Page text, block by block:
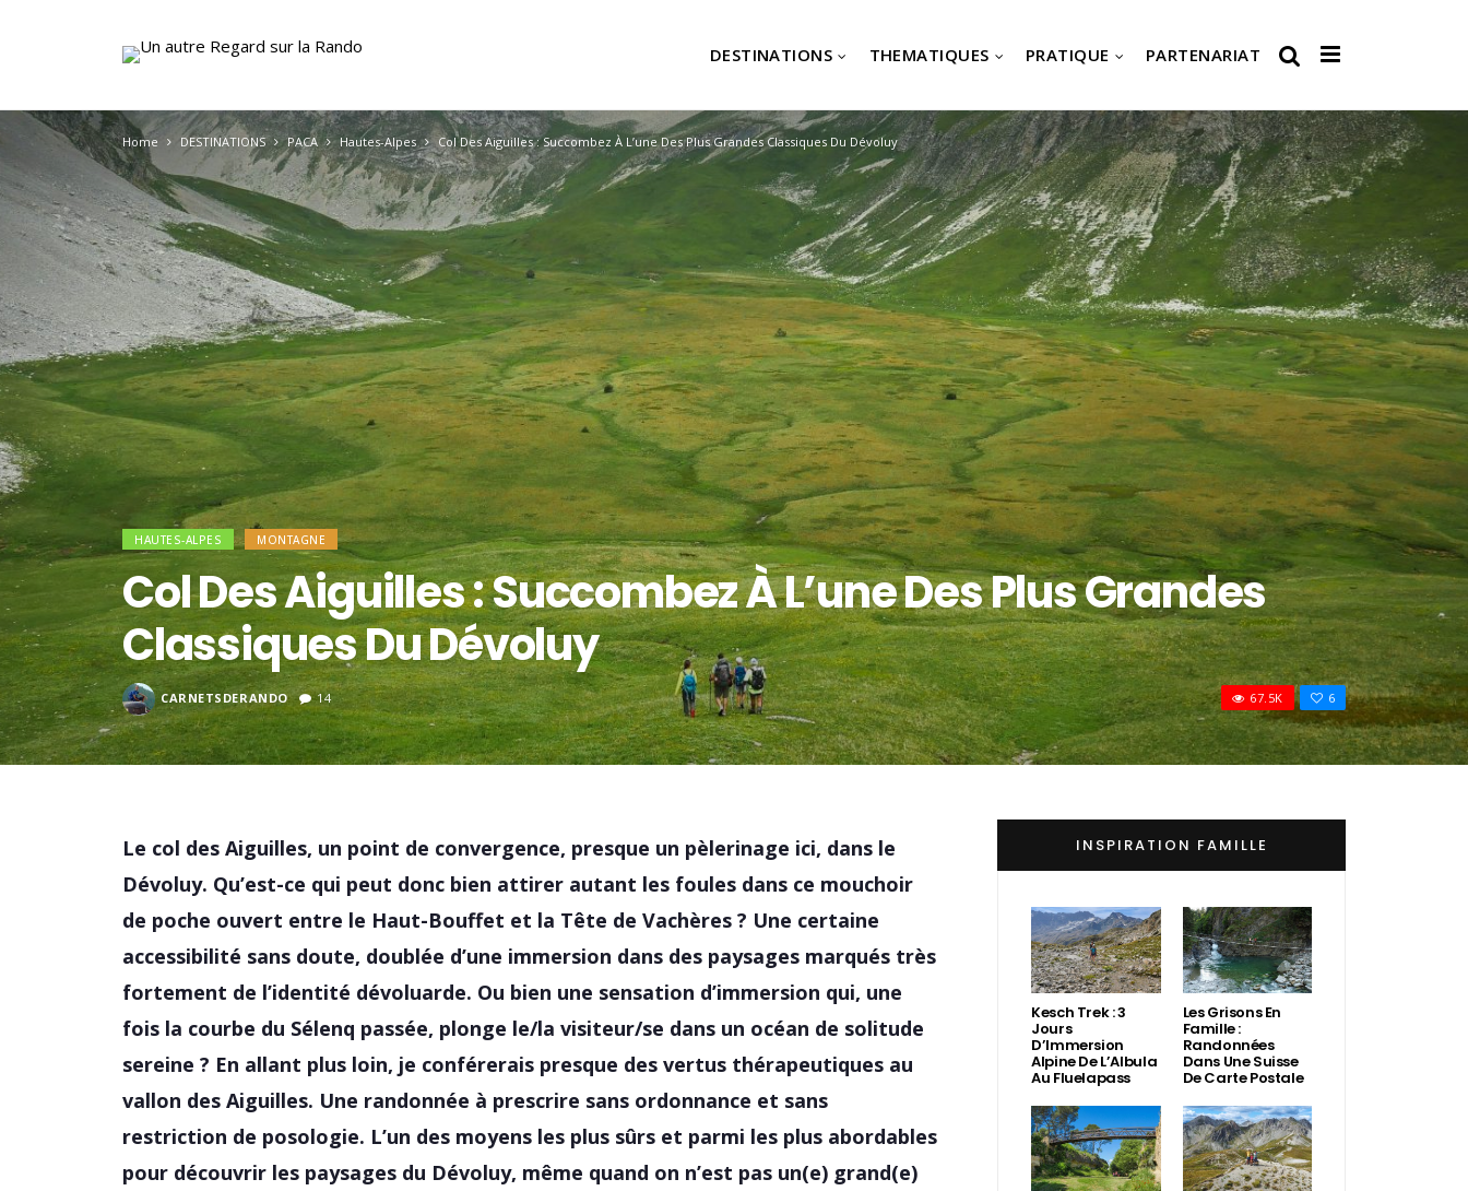
DESTINATIONS THEMATIQUES PRATIQUE PARTENARIAT
Home DESTINATIONS PACA Hautes-Alpes Col Des Aiguilles : Succombez À L’une Des Plus Grandes Classiques Du Dévoluy
HAUTES-ALPES MONTAGNE
Col Des Aiguilles : Succombez À L’une Des Plus Grandes
Classiques Du Dévoluy
CARNETSDERANDO 14 6
67.5K
Le col des Aiguilles, un point de convergence, presque un pèlerinage ici, dans le
Dévoluy. Qu’est-ce qui peut donc bien attirer autant les foules dans ce mouchoir
de poche ouvert entre le Haut-Bouffet et la Tête de Vachères ? Une certaine
accessibilité sans doute, doublée d’une immersion dans des paysages marqués très
fortement de l’identité dévoluarde. Ou bien une sensation d’immersion qui, une
fois la courbe du Sélenq passée, plonge le/la visiteur/se dans un océan de solitude
sereine ? En allant plus loin, je conférerais presque des vertus thérapeutiques au
vallon des Aiguilles. Une randonnée à prescrire sans ordonnance et sans
restriction de posologie. L’un des moyens les plus sûrs et parmi les plus abordables
pour découvrir les paysages du Dévoluy, même quand on n’est pas un(e) grand(e)
INSPIRATION FAMILLE
Kesch Trek : 3
Jours
D’Immersion
Alpine De L’Albula
Au Fluelapass
Les Grisons En
Famille :
Randonnées
Dans Une Suisse
De Carte Postale